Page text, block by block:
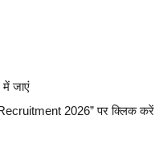
जाएं
2026” पर क्लिक करें